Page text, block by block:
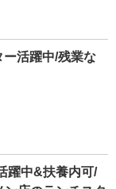
活躍中/残業な
躍中&扶養内可/